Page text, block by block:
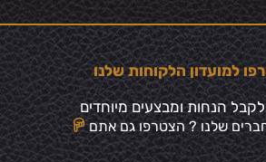
הלקוחות שלנו
הנחות ומבצעים מיוחדים
שלנו ? הצטרפו גם אתם